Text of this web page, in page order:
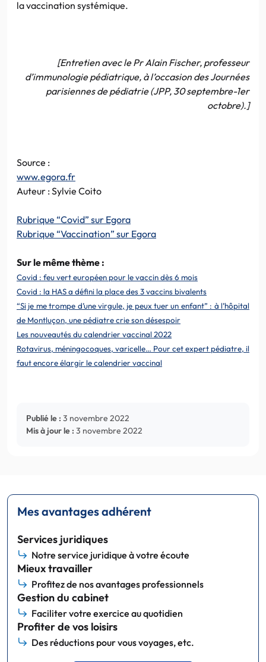
la vaccination systémique.
[Entretien avec le Pr Alain Fischer, professeur
d’immunologie pédiatrique, à l’occasion des Journées
parisiennes de pédiatrie (JPP, 30 septembre-1er
octobre).]
Source :
www.egora.fr
Auteur : Sylvie Coito
Rubrique “Covid” sur Egora
Rubrique “Vaccination” sur Egora
Sur le même thème :
Covid : feu vert européen pour le vaccin dès 6 mois
Covid : la HAS a défini la place des 3 vaccins bivalents
“Si je me trompe d’une virgule, je peux tuer un enfant” : à l’hôpital
de Montluçon, une pédiatre crie son désespoir
Les nouveautés du calendrier vaccinal 2022
Rotavirus, méningocoques, varicelle… Pour cet expert pédiatre, il
faut encore élargir le calendrier vaccinal
Publié le : 3 novembre 2022
Mis à jour le : 3 novembre 2022
Mes avantages adhérent
Services juridiques
Notre service juridique à votre écoute
Mieux travailler
Profitez de nos avantages professionnels
Gestion du cabinet
Faciliter votre exercice au quotidien
Profiter de vos loisirs
Des réductions pour vous voyages, etc.